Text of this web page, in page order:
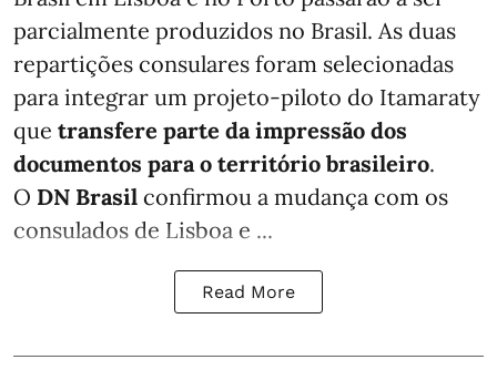
parcialmente produzidos no Brasil. As duas
repartições consulares foram selecionadas
para integrar um projeto-piloto do Itamaraty
que transfere parte da impressão dos
documentos para o território brasileiro.
O DN Brasil confirmou a mudança com os
consulados de Lisboa e ...
Read More